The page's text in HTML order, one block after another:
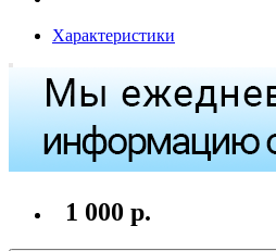
Характеристики
1 000 р.